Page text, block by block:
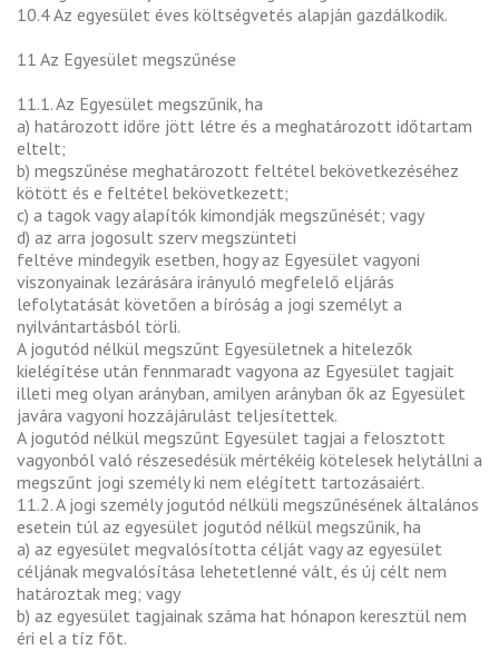
10.4 Az egyesület éves költségvetés alapján gazdálkodik.
11 Az Egyesület megszűnése
11.1. Az Egyesület megszűnik, ha
a) határozott időre jött létre és a meghatározott időtartam
eltelt;
b) megszűnése meghatározott feltétel bekövetkezéséhez
kötött és e feltétel bekövetkezett;
c) a tagok vagy alapítók kimondják megszűnését; vagy
d) az arra jogosult szerv megszünteti
feltéve mindegyik esetben, hogy az Egyesület vagyoni
viszonyainak lezárására irányuló megfelelő eljárás
lefolytatását követően a bíróság a jogi személyt a
nyilvántartásból törli.
A jogutód nélkül megszűnt Egyesületnek a hitelezők
kielégítése után fennmaradt vagyona az Egyesület tagjait
illeti meg olyan arányban, amilyen arányban ők az Egyesület
javára vagyoni hozzájárulást teljesítettek.
A jogutód nélkül megszűnt Egyesület tagjai a felosztott
vagyonból való részesedésük mértékéig kötelesek helytállni a
megszűnt jogi személy ki nem elégített tartozásaiért.
11.2. A jogi személy jogutód nélküli megszűnésének általános
esetein túl az egyesület jogutód nélkül megszűnik, ha
a) az egyesület megvalósította célját vagy az egyesület
céljának megvalósítása lehetetlenné vált, és új célt nem
határoztak meg; vagy
b) az egyesület tagjainak száma hat hónapon keresztül nem
éri el a tíz főt.